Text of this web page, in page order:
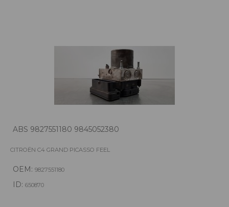
ABS 9827551180 9845052380
CITROËN C4 GRAND PICASSO FEEL
OEM: 9827551180
ID: 650870